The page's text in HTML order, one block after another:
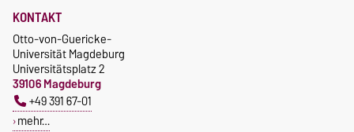
KONTAKT
Otto-von-Guericke-
Universität Magdeburg
Universitätsplatz 2
39106 Magdeburg
+49 391 67-01
mehr…